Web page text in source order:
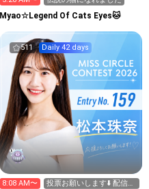
Myao☆Legend Of Cats Eyes🐱
511 Daily 42 days
8:08 AM〜
投票お願いします⬇️ 配信